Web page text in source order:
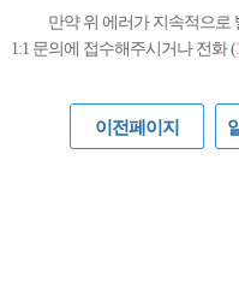
만약 위 에러가 지속적으로
1:1 문의에 접수해주시거나 전화 (
이전페이지